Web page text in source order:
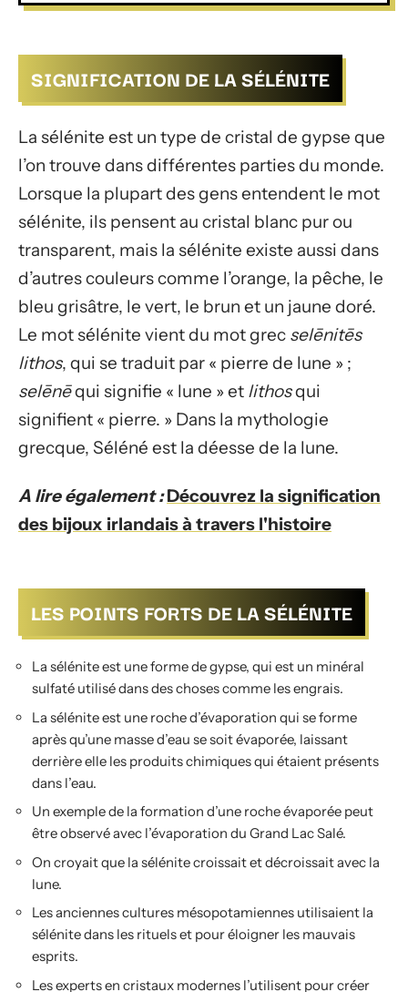
SIGNIFICATION DE LA SÉLÉNITE
La sélénite est un type de cristal de gypse que
l’on trouve dans différentes parties du monde.
Lorsque la plupart des gens entendent le mot
sélénite, ils pensent au cristal blanc pur ou
transparent, mais la sélénite existe aussi dans
d’autres couleurs comme l’orange, la pêche, le
bleu grisâtre, le vert, le brun et un jaune doré.
Le mot sélénite vient du mot grec selēnitēs
lithos, qui se traduit par « pierre de lune » ;
selēnēqui signifie « lune » et lithosqui
signifient « pierre. » Dans la mythologie
grecque, Séléné est la déesse de la lune.
A lire également : Découvrez la signification
des bijoux irlandais à travers l'histoire
LES POINTS FORTS DE LA SÉLÉNITE
La sélénite est une forme de gypse, qui est un minéral
sulfaté utilisé dans des choses comme les engrais.
La sélénite est une roche d’évaporation qui se forme
après qu’une masse d’eau se soit évaporée, laissant
derrière elle les produits chimiques qui étaient présents
dans l’eau.
Un exemple de la formation d’une roche évaporée peut
être observé avec l’évaporation du Grand Lac Salé.
On croyait que la sélénite croissait et décroissait avec la
lune.
Les anciennes cultures mésopotamiennes utilisaient la
sélénite dans les rituels et pour éloigner les mauvais
esprits.
Les experts en cristaux modernes l’utilisent pour créer